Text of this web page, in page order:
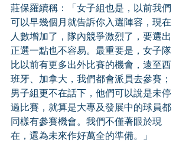
莊保羅續稱：「女子組也是，以前我們
可以早幾個月就告訴你入選陣容，現在
人數增加了，隊內競爭激烈了，要選出
正選一點也不容易。最重要是，女子隊
比以前有更多出外比賽的機會，遠至西
班牙、加拿大，我們都會派員去參賽；
男子組更不在話下，他們可以說是未停
過比賽，就算是大專及發展中的球員都
同樣有參賽機會。我們不僅著眼於現
在，還為未來作好萬全的準備。」